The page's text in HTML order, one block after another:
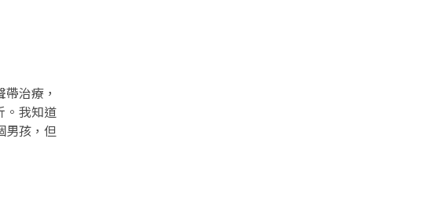
治療，
。我知道
男孩，但